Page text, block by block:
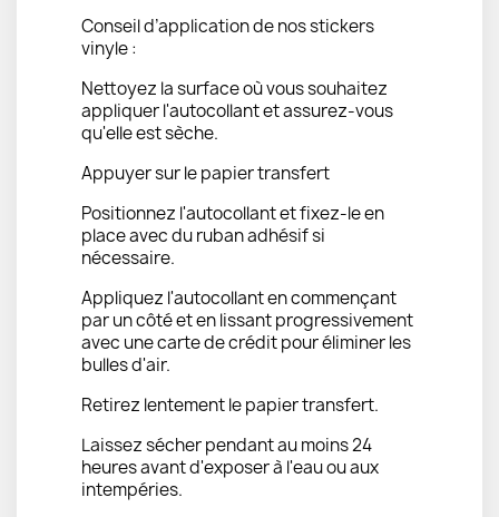
Conseil d’application de nos stickers
vinyle :
Nettoyez la surface où vous souhaitez
appliquer l'autocollant et assurez-vous
qu'elle est sèche.
Appuyer sur le papier transfert
Positionnez l'autocollant et fixez-le en
place avec du ruban adhésif si
nécessaire.
Appliquez l'autocollant en commençant
par un côté et en lissant progressivement
avec une carte de crédit pour éliminer les
bulles d'air.
Retirez lentement le papier transfert.
Laissez sécher pendant au moins 24
heures avant d'exposer à l'eau ou aux
intempéries.